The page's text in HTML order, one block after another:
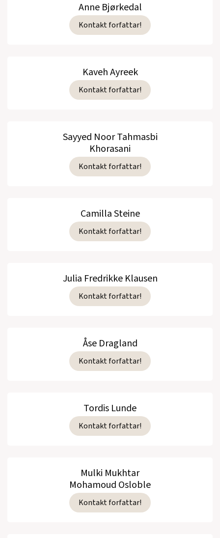
Anne Bjørkedal
Kontakt forfattar!
Kaveh Ayreek
Kontakt forfattar!
Sayyed Noor Tahmasbi
Khorasani
Kontakt forfattar!
Camilla Steine
Kontakt forfattar!
Julia Fredrikke Klausen
Kontakt forfattar!
Åse Dragland
Kontakt forfattar!
Tordis Lunde
Kontakt forfattar!
Mulki Mukhtar
Mohamoud Osloble
Kontakt forfattar!